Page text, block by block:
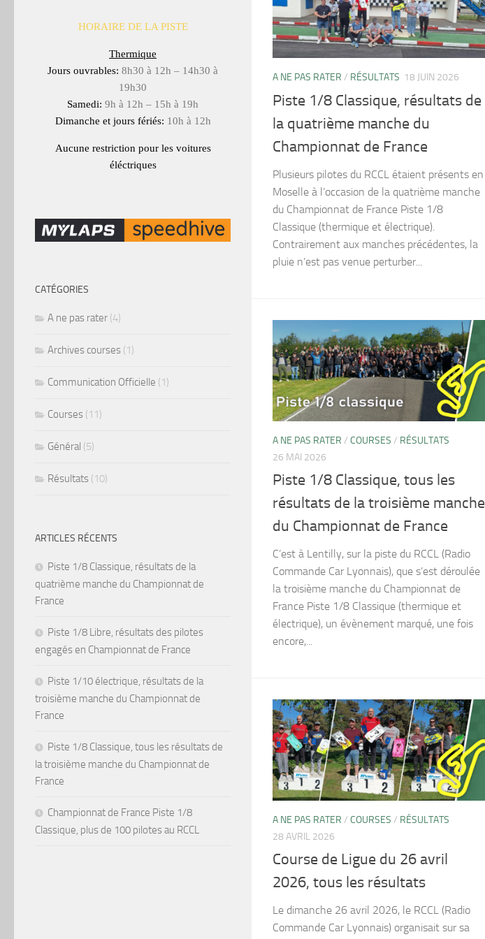
A NE PAS RATER / RÉSULTATS 18 JUIN 2026
Piste 1/8 Classique, résultats de
la quatrième manche du
Championnat de France
Plusieurs pilotes du RCCL étaient présents en
Moselle à l’occasion de la quatrième manche
du Championnat de France Piste 1/8
Classique (thermique et électrique).
Contrairement aux manches précédentes, la
pluie n’est pas venue perturber...
A NE PAS RATER / COURSES / RÉSULTATS
26 MAI 2026
Piste 1/8 Classique, tous les
résultats de la troisième manche
du Championnat de France
C’est à Lentilly, sur la piste du RCCL (Radio
Commande Car Lyonnais), que s’est déroulée
la troisième manche du Championnat de
France Piste 1/8 Classique (thermique et
électrique), un évènement marqué, une fois
encore,...
A NE PAS RATER / COURSES / RÉSULTATS
28 AVRIL 2026
Course de Ligue du 26 avril
2026, tous les résultats
Le dimanche 26 avril 2026, le RCCL (Radio
Commande Car Lyonnais) organisait sur sa
HORAIRE DE LA PISTE
Thermique
Jours ouvrables: 8h30 à 12h – 14h30 à
19h30
Samedi: 9h à 12h – 15h à 19h
Dimanche et jours fériés: 10h à 12h
Aucune restriction pour les voitures
éléctriques
CATÉGORIES
A ne pas rater (4)
Archives courses (1)
Communication Officielle (1)
Courses (11)
Général (5)
Résultats (10)
ARTICLES RÉCENTS
Piste 1/8 Classique, résultats de la
quatrième manche du Championnat de
France
Piste 1/8 Libre, résultats des pilotes
engagés en Championnat de France
Piste 1/10 électrique, résultats de la
troisième manche du Championnat de
France
Piste 1/8 Classique, tous les résultats de
la troisième manche du Championnat de
France
Championnat de France Piste 1/8
Classique, plus de 100 pilotes au RCCL